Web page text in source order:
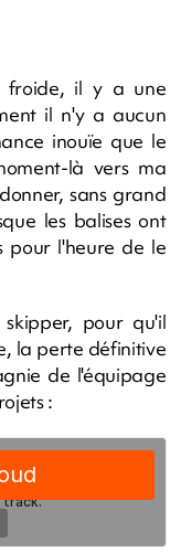
froide, il y a une
il n'y a aucun
inouïe que le
là vers ma
sans grand
les balises ont
pour l'heure de le
pour qu'il
la perte définitive
de l'équipage
: